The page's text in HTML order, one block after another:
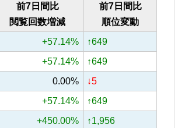
前7日間比
閲覧回数増減
前7日間比
順位変動
+57.14%
↑649
+57.14%
↑649
0.00%
↓5
+57.14%
↑649
+450.00%
↑1,956